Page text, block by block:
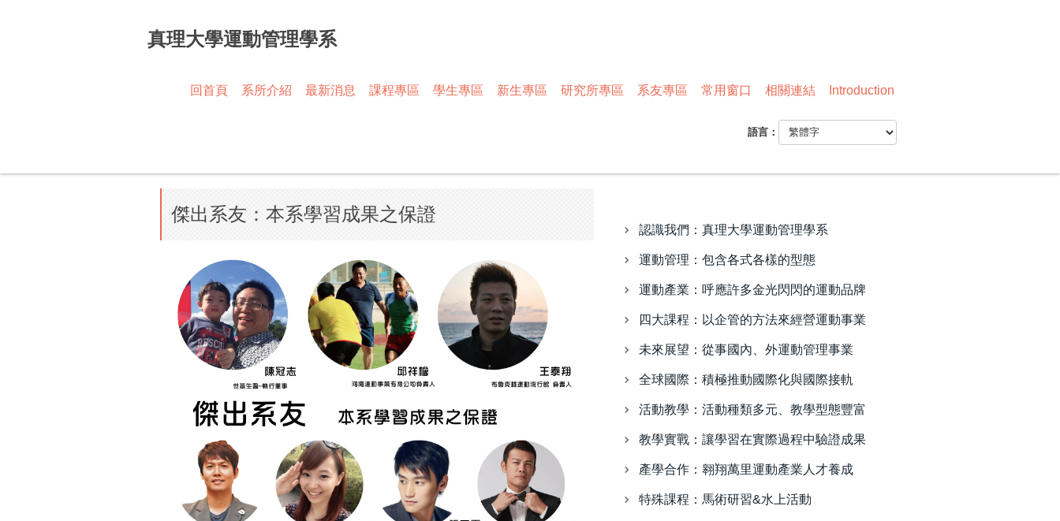
真理大學運動管理學系
回首頁 系所介紹 最新消息 課程專區 學生專區 新生專區 研究所專區 系友專區 常用窗口 相關連結 Introduction
語言：
傑出系友：本系學習成果之保證
認識我們：真理大學運動管理學系
運動管理：包含各式各樣的型態
運動產業：呼應許多金光閃閃的運動品牌
四大課程：以企管的方法來經營運動事業
未來展望：從事國內、外運動管理事業
全球國際：積極推動國際化與國際接軌
活動教學：活動種類多元、教學型態豐富
教學實戰：讓學習在實際過程中驗證成果
產學合作：翱翔萬里運動產業人才養成
特殊課程：馬術研習&水上活動